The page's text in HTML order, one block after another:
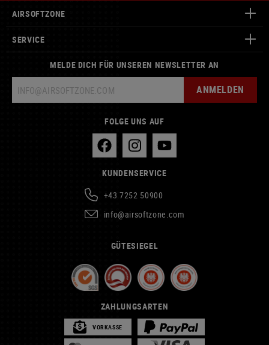
AIRSOFTZONE
SERVICE
MELDE DICH FÜR UNSEREN NEWSLETTER AN
ANMELDEN
FOLGE UNS AUF
KUNDENSERVICE
+43 7252 50900
info@airsoftzone.com
GÜTESIEGEL
ZAHLUNGSARTEN
VORKASSE